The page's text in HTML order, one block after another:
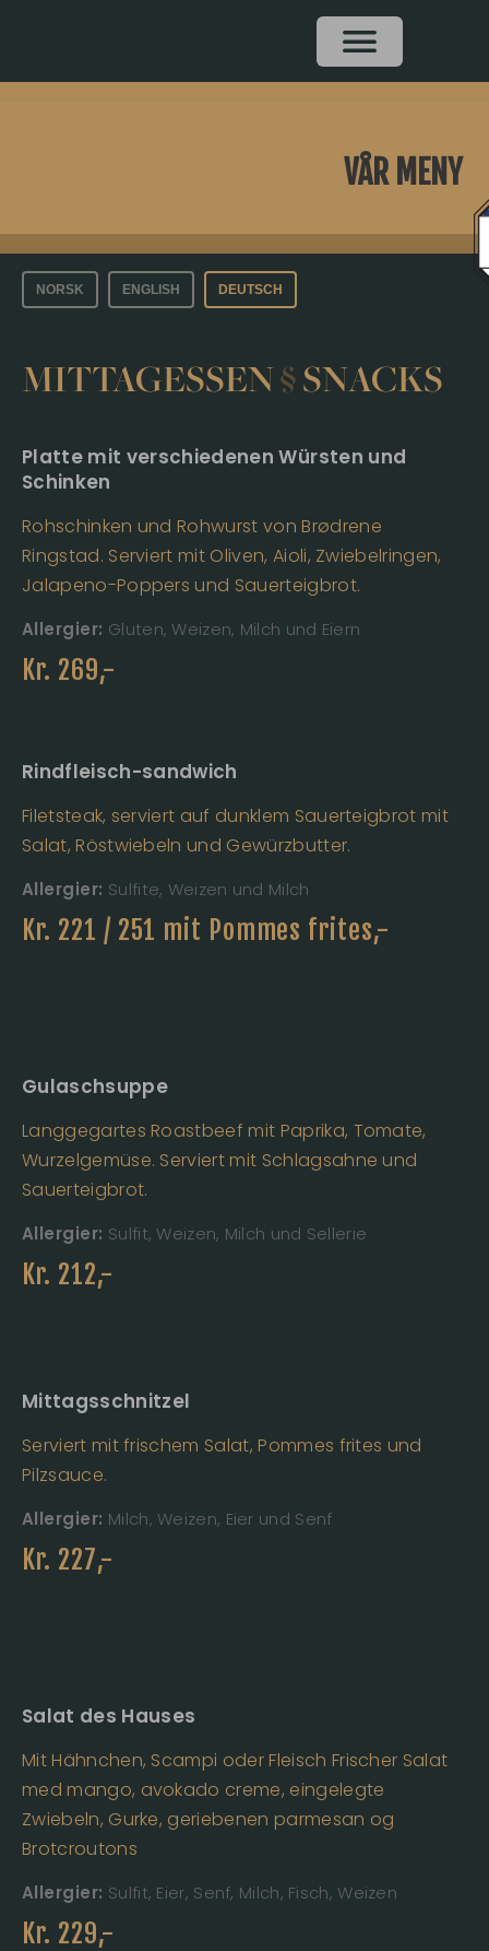
VÅR MENY
NORSK ENGLISH DEUTSCH
MITTAGESSEN§SNACKS
Platte mit verschiedenen Würsten und
Schinken
Rohschinken und Rohwurst von Brødrene
Ringstad. Serviert mit Oliven, Aioli, Zwiebelringen,
Jalapeno-Poppers und Sauerteigbrot.
Allergier: Gluten, Weizen, Milch und Eiern
Kr. 269,-
Rindfleisch-sandwich
Filetsteak, serviert auf dunklem Sauerteigbrot mit
Salat, Röstwiebeln und Gewürzbutter.
Allergier: Sulfite, Weizen und Milch
Kr. 221 / 251 mit Pommes frites,-
Gulaschsuppe
Langgegartes Roastbeef mit Paprika, Tomate,
Wurzelgemüse. Serviert mit Schlagsahne und
Sauerteigbrot.
Allergier: Sulfit, Weizen, Milch und Sellerie
Kr. 212,-
Mittagsschnitzel
Serviert mit frischem Salat, Pommes frites und
Pilzsauce.
Allergier: Milch, Weizen, Eier und Senf
Kr. 227,-
Salat des Hauses
Mit Hähnchen, Scampi oder Fleisch Frischer Salat
med mango, avokado creme, eingelegte
Zwiebeln, Gurke, geriebenen parmesan og
Brotcroutons
Allergier: Sulfit, Eier, Senf, Milch, Fisch, Weizen
Kr. 229,-